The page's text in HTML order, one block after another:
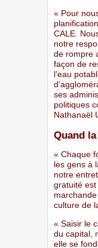
« Pour
CALE.
notre
de rompre
façon de
l’eau
ses
politiques
Nathanaël
Quand
« Chaque
les gens à
notre
gratuité est
culture de
« Saisir le
du capital,
elle se